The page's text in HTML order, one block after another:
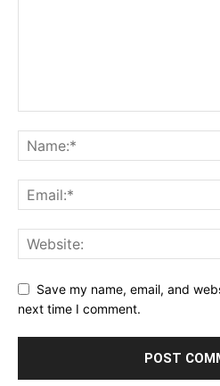
Save my name, email, and
next time I comment.